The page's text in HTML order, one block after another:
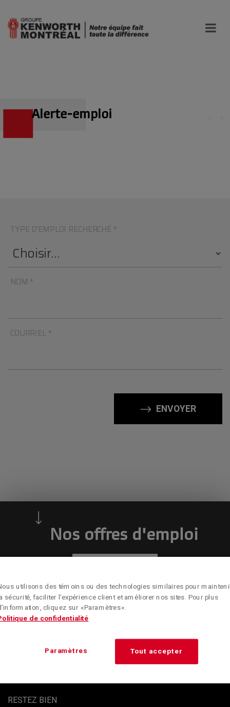
Alerte-emploi
TYPE D'EMPLOI RECHERCHÉ *
NOM *
COURRIEL *
ENVOYER
Nos offres d'emploi
Obtenez toute l’information sur les nouveautés, les
conseils et les offres spéciales de Kenworth Montréal
RESTEZ BIEN
utilisons des témoins ou des technologies similaires pour
sécurité, faciliter l’expérience client et améliorer nos sites. Pour plus
cliquez sur « Paramètres ».
de confidentialité
Tout accepter
Paramètres